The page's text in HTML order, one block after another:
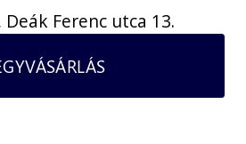
Deák Ferenc utca 13.